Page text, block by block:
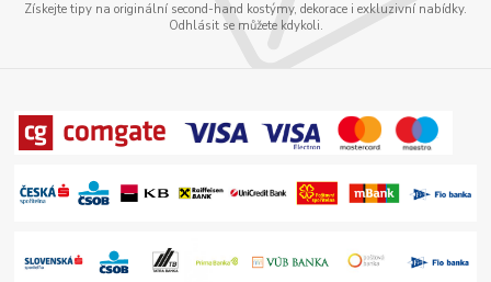
Získejte tipy na originální second-hand kostýmy, dekorace i exkluzivní nabídky.
Odhlásit se můžete kdykoli.